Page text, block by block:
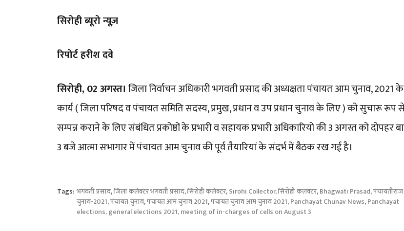
सिरोही ब्यूरो न्यूज़
रिपोर्ट हरीश दवे
सिरोही, 02 अगस्त। जिला निर्वाचन अधिकारी भगवती प्रसाद की अध्यक्षता पंचायत आम चुनाव, 2021 के
कार्य ( जिला परिषद व पंचायत समिति सदस्य, प्रमुख, प्रधान व उप प्रधान चुनाव के लिए ) को सुचारू रूप
सम्पन्न कराने के लिए संबंधित प्रकोष्ठों के प्रभारी व सहायक प्रभारी अधिकारियो की 3 अगस्त को दोपहर
3 बजे आत्मा सभागार में पंचायत आम चुनाव की पूर्व तैयारियां के संदर्भ में बैठक रख गई है।
Tags: भगवती प्रसाद,जिला कलेक्टर भगवती प्रसाद,सिरोही कलेक्टर,Sirohi Collector,सिरोही कलक्टर,Bhagwati Prasad,पंचायतीराज
चुनाव-2021,पंचायत चुनाव,पंचायत आम चुनाव 2021,पंचायत चुनाव आम चुनाव 2021,Panchayat Chunav News,Panchayat
elections, general elections 2021, meeting of in-charges of cells on August 3